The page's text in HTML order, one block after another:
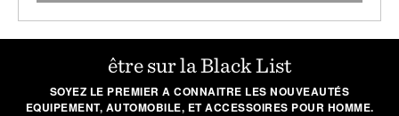
être sur la Black List
SOYEZ LE PREMIER A CONNAITRE LES NOUVEAUTÉS
EQUIPEMENT, AUTOMOBILE, ET ACCESSOIRES POUR HOMME.